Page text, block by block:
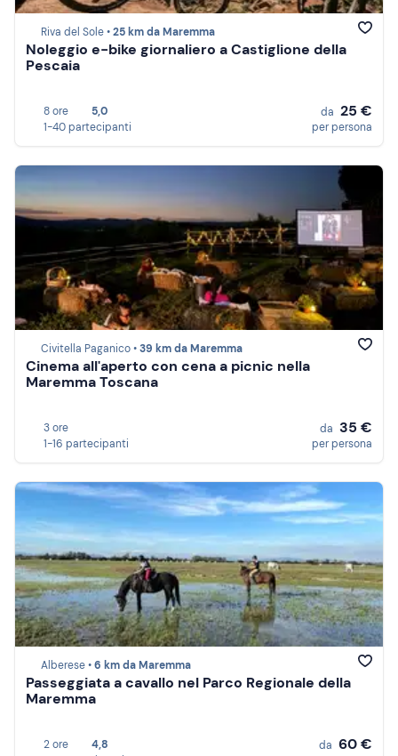
Riva del Sole •25 km da Maremma
Noleggio e-bike giornaliero a Castiglione della
Pescaia
8 ore
5,0
1-40 partecipanti
da 25 €
per persona
Civitella Paganico •39 km da Maremma
Cinema all'aperto con cena a picnic nella
Maremma Toscana
3 ore
1-16 partecipanti
da 35 €
per persona
Alberese •6 km da Maremma
Passeggiata a cavallo nel Parco Regionale della
Maremma
2 ore
4,8
da 60 €